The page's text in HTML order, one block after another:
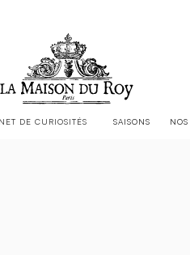
DE CURIOSITÉS SAISONS